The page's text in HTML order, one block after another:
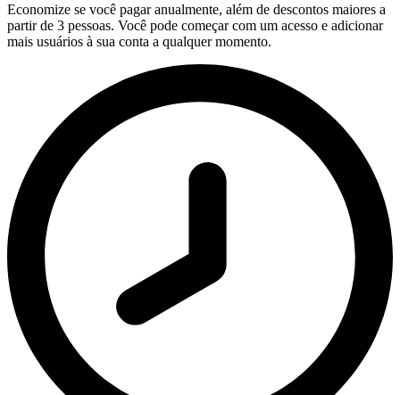
Economize se você pagar anualmente, além de descontos maiores a
partir de 3 pessoas. Você pode começar com um acesso e adicionar
mais usuários à sua conta a qualquer momento.